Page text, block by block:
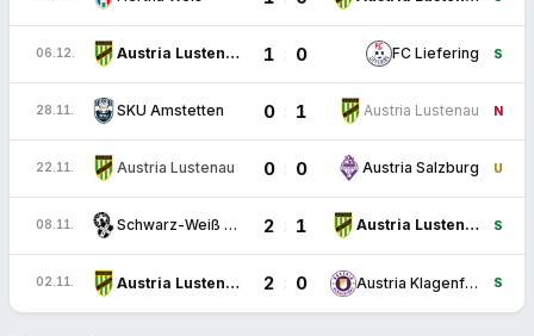
06.12. Austria Lustenau 1 : 0 FC Liefering S
28.11. SKU Amstetten 0 : 1 Austria Lustenau N
22.11. Austria Lustenau 0 : 0 Austria Salzburg U
08.11. Schwarz-Weiß Bregenz 2 : 1 Austria Lustenau S
02.11. Austria Lustenau 2 : 0 Austria Klagenfurt S